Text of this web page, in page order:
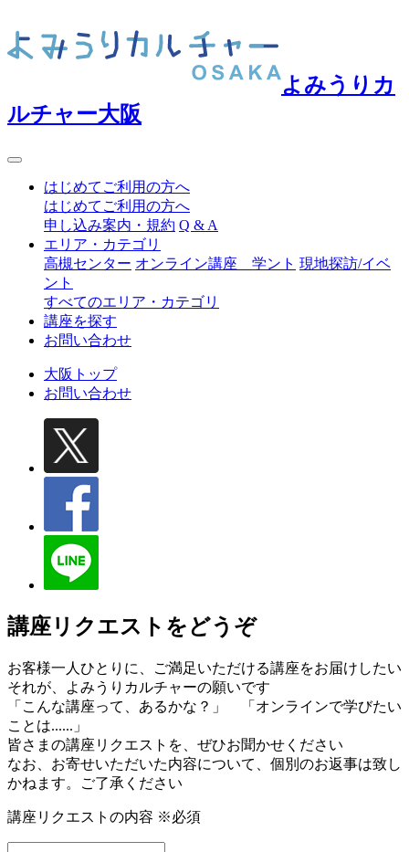
よみうりカ
ルチャー大阪
はじめてご利用の方へ
はじめてご利用の方へ
申し込み案内・規約 Q & A
エリア・カテゴリ
高槻センター オンライン講座 学ント 現地探訪/イベ
ント
すべてのエリア・カテゴリ
講座を探す
お問い合わせ
大阪トップ
お問い合わせ
講座リクエストをどうぞ
お客様一人ひとりに、ご満足いただける講座をお届けしたい
それが、よみうりカルチャーの願いです
「こんな講座って、あるかな？」 「オンラインで学びたい
ことは......」
皆さまの講座リクエストを、ぜひお聞かせください
なお、お寄せいただいた内容について、個別のお返事は致し
かねます。ご了承ください
講座リクエストの内容 ※必須